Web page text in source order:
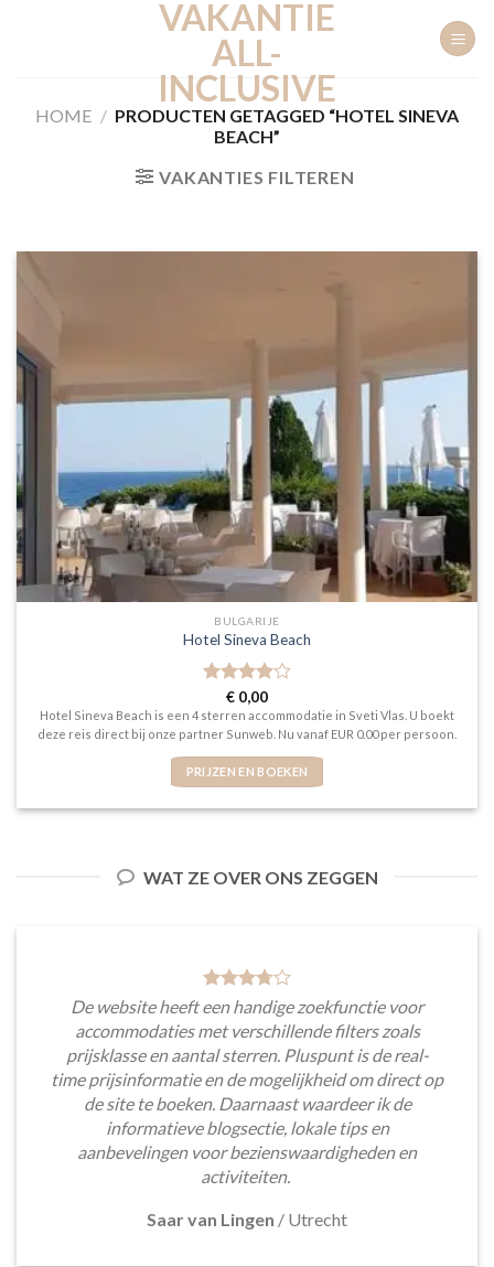
VAKANTIE
ALL-
INCLUSIVE
HOME / PRODUCTEN GETAGGED “HOTEL SINEVA
BEACH”
VAKANTIES FILTEREN
BULGARIJE
Hotel Sineva Beach
Gewaardeerd
4uit 5
€ 0,00
Hotel Sineva Beach is een 4 sterren accommodatie in Sveti Vlas. U boekt
deze reis direct bij onze partner Sunweb. Nu vanaf EUR 0.00 per persoon.
PRIJZEN EN BOEKEN
WAT ZE OVER ONS ZEGGEN
De website heeft een handige zoekfunctie voor
accommodaties met verschillende filters zoals
prijsklasse en aantal sterren. Pluspunt is de real-
time prijsinformatie en de mogelijkheid om direct op
de site te boeken. Daarnaast waardeer ik de
informatieve blogsectie, lokale tips en
aanbevelingen voor bezienswaardigheden en
activiteiten.
Saar van Lingen / Utrecht